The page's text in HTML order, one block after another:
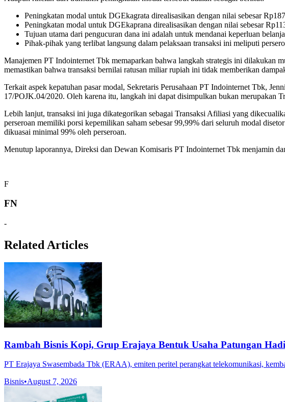
Peningkatan modal untuk DGEkagrata direalisasikan dengan nilai sebesar
Peningkatan modal untuk DGEkaprana direalisasikan dengan nilai sebesar
Tujuan utama dari pengucuran dana ini adalah untuk mendanai keperluan
Pihak-pihak yang terlibat langsung dalam pelaksaan transaksi ini meliputi
Manajemen PT Indointernet Tbk memaparkan bahwa langkah strategis ini dilakukan
memastikan bahwa transaksi bernilai ratusan miliar rupiah ini tidak memberikan
Terkait aspek kepatuhan pasar modal, Sekretaris Perusahaan PT Indointernet Tbk,
17/POJK.04/2020. Oleh karena itu, langkah ini dapat disimpulkan bukan merupakan
Lebih lanjut, transaksi ini juga dikategorikan sebagai Transaksi Afiliasi yang
perseroan memiliki porsi kepemilikan saham sebesar 99,99% dari seluruh modal
dikuasai minimal 99% oleh perseroan.
Menutup laporannya, Direksi dan Dewan Komisaris PT Indointernet Tbk menjamin
F
FN
-
Related Articles
Rambah Bisnis Kopi, Grup Erajaya Bentuk Usaha Patungan
PT Erajaya Swasembada Tbk (ERAA), emiten peritel perangkat telekomunikasi,
Bisnis•August 7, 2026